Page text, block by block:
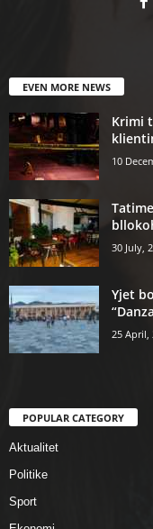
EVEN MORE NEWS
Krimi
10
30 July,
Yjet
25 April,
POPULAR CATEGORY
Aktualitet
Politike
Sport